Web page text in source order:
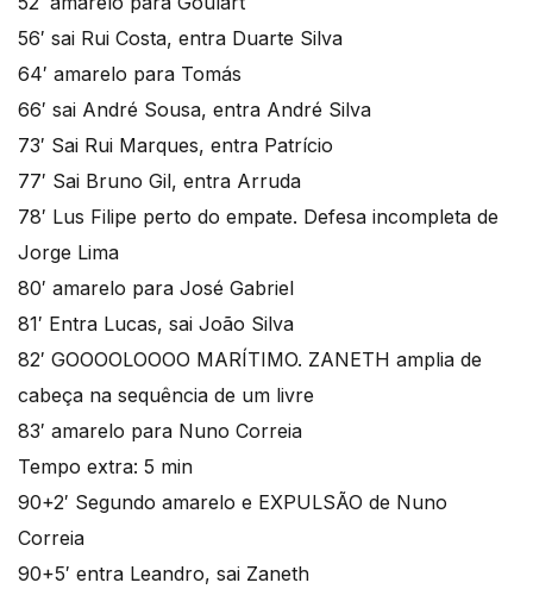
56′ sai Rui Costa, entra Duarte Silva
64′ amarelo para Tomás
66′ sai André Sousa, entra André Silva
73′ Sai Rui Marques, entra Patrício
77′ Sai Bruno Gil, entra Arruda
78′ Lus Filipe perto do empate. Defesa incompleta de
Jorge Lima
80′ amarelo para José Gabriel
81′ Entra Lucas, sai João Silva
82′ GOOOOLOOOO MARÍTIMO. ZANETH amplia de
cabeça na sequência de um livre
83′ amarelo para Nuno Correia
Tempo extra: 5 min
90+2′ Segundo amarelo e EXPULSÃO de Nuno
Correia
90+5′ entra Leandro, sai Zaneth